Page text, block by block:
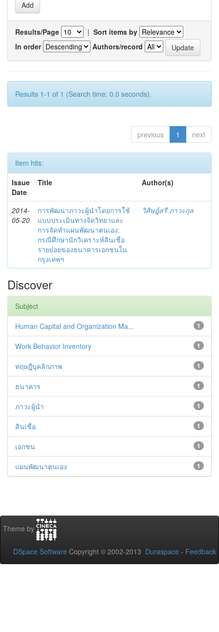
Results/Page | Sort items by
In order
Authors/record
Results 1-1 of 1 (Search time: 0.0 seconds).
previous 1 next
Item hits:
Issue
Date
Title Author(s)
2014-
05-20
การพัฒนาภาวะผู้นำโดยการใช้
แบบประเมินทางจิตวิทยาและ
การจัดทำแผนพัฒนาตนเอง:
กรณีศึกษานักวิเคราะห์สินเชื่อ
รายย่อยของธนาคารเอกชนใน
กรุงเทพฯ
วิศิษฎ์สรี ภาวะกุล
Discover
Subject
1
Human Capital and Organization Ma...
1
Work Behavior Inventory
1
ทฤษฎีบุคลิกภาพ
1
ธนาคาร
1
ภาวะผู้นำ
1
สินเชื่อ
1
เอกชน
1
แผนพัฒนาตนเอง
Theme by
DSpace Software Copyright © 2002-2013 Duraspace - Feedback